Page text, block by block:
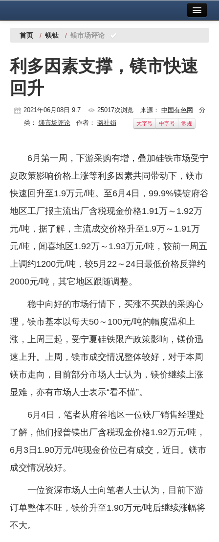
中国有色金属报社主办 广告服务
铜镍铅锌
铝
稀有稀土
镁钛
地矿 建设
党建工作
企业文化
《资源再生》杂志
首页 / 镁钛 / 镁市场评论
利多因素支撑，镁市快速
回升
2021年06月08日 9:7 25017次浏览 来源： 中国有色网
分
类： 镁市场评论作者： 骆社娟 大字号 中字号 常规
6月第一周，下游采购有增，叠加硅铁市场受宁
夏政策影响价格上涨等利多因素共同带动下，镁市
快速回升至1.9万元/吨。至6月4日，99.9%镁锭府谷
地区工厂报主流出厂含税现金价格1.91万～1.92万
元/吨，据了解，主流成交价格升至1.9万～1.91万
元/吨，闻喜地区1.92万～1.93万元/吨，较前一周五
上调约1200元/吨，较5月22～24日最低价格反弹约
2000元/吨，其它地区跟随调整。
稳中向好的市场行情下，买涨不买跌的采购心
理，镁市基本以每天50～100元/吨的幅度温和上
涨，上周三起，受宁夏硅铁限产政策影响，镁价迅
速上升。上周，镁市成交情况整体较好，对于本周
镁市走向，目前部分市场人士认为，镁价继续上涨
显难，亦有市场人士表示“看不懂”。
6月4日，笔者从府谷地区一位镁厂销售经理处
了解，他们报普镁出厂含税现金价格1.92万元/吨，
6月3日1.90万元/吨现金价位已有成交，近日。镁市
成交情况较好。
一位资深市场人士向笔者人士认为，目前下游
订单整体不旺，镁价升至1.90万元/吨后继续涨幅将
不大。